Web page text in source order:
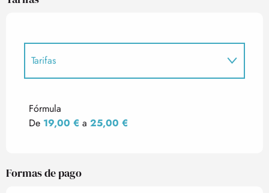
Tarifas
Fórmula
De 19,00 € a 25,00 €
Formas de pago